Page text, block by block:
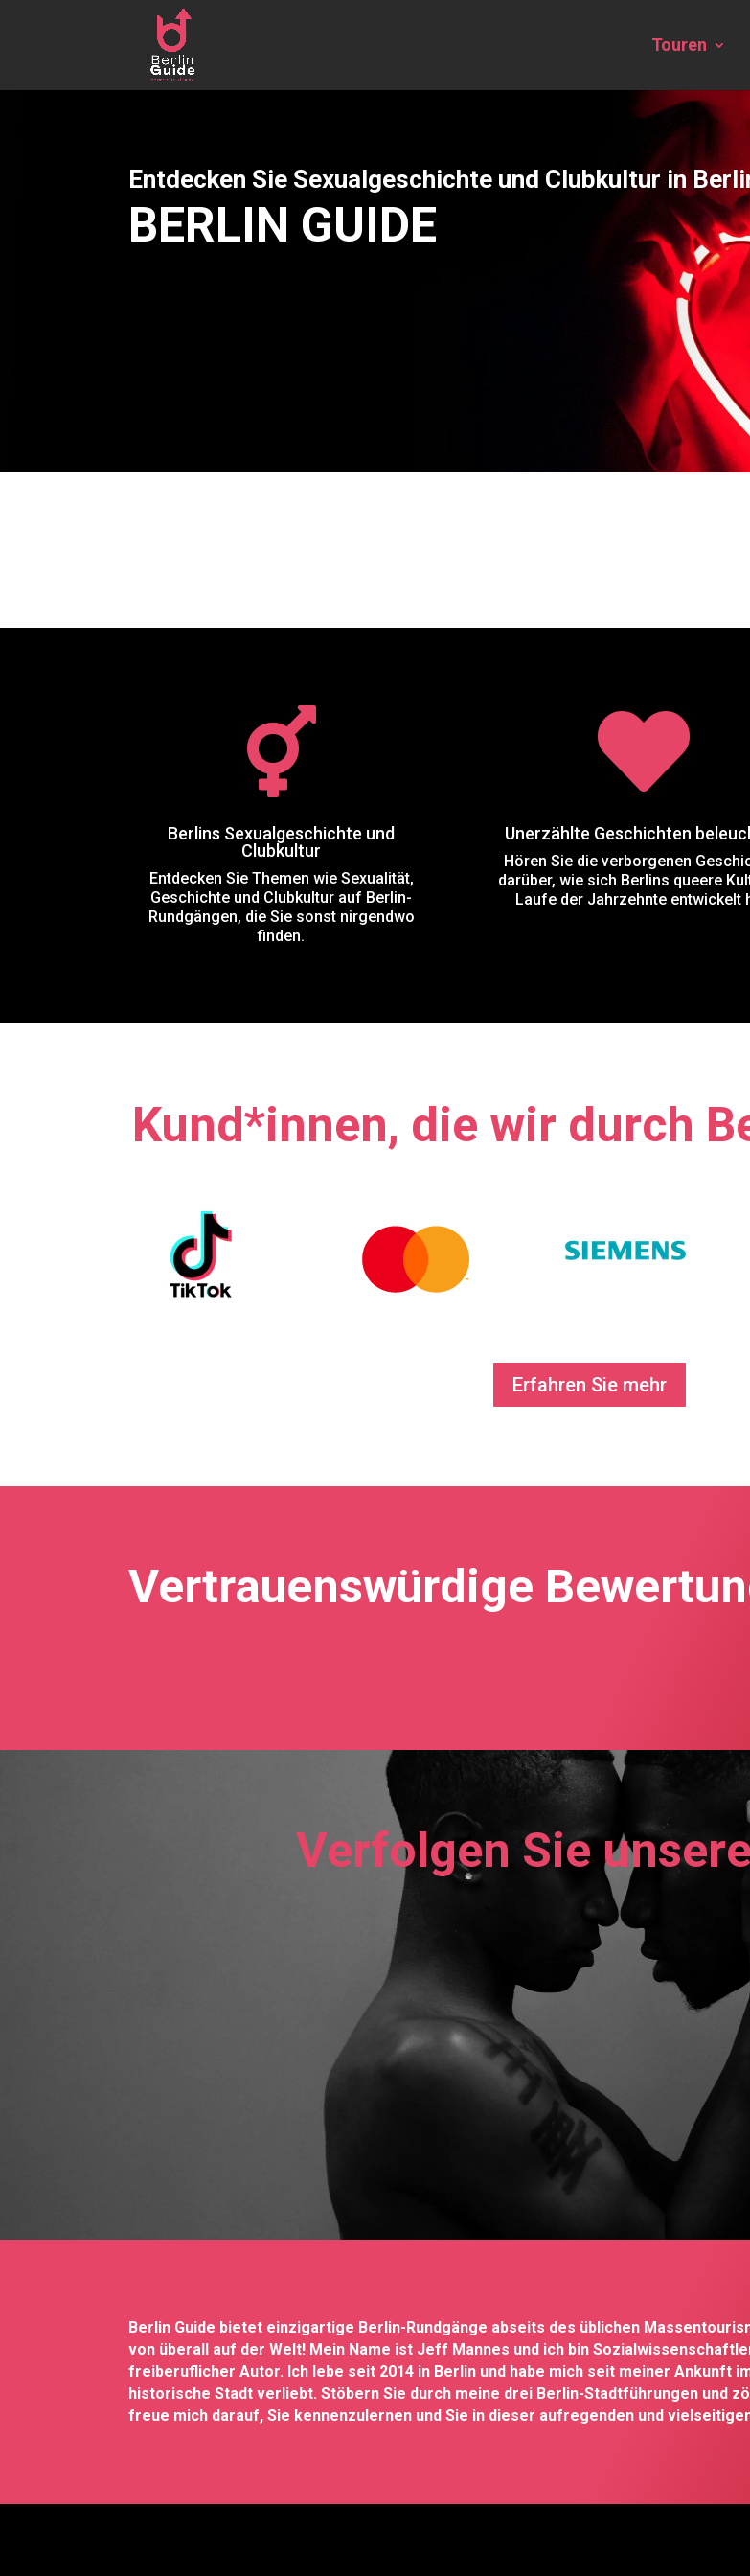
Touren
Entdecken Sie Sexualgeschichte und Clubkultur in
BERLIN GUIDE

Berlins Sexualgeschichte und
Clubkultur
Entdecken Sie Themen wie Sexualität,
Geschichte und Clubkultur auf Berlin-
Rundgängen, die Sie sonst nirgendwo
finden.

Unerzählte Geschichten
Hören Sie die verborgenen
darüber, wie sich Berlins queere
Laufe der Jahrzehnte entwickelt
Kund*innen, die wir durch
Erfahren Sie mehr
Vertrauenswürdige
Verfolgen Sie
Berlin Guide bietet einzigartige Berlin-Rundgänge abseits des üblichen
von überall auf der Welt! Mein Name ist Jeff Mannes und ich bin
freiberuflicher Autor. Ich lebe seit 2014 in Berlin und habe mich seit meiner Ankunft
historische Stadt verliebt. Stöbern Sie durch meine drei Berlin-Stadtführungen und
freue mich darauf, Sie kennenzulernen und Sie in dieser aufregenden und